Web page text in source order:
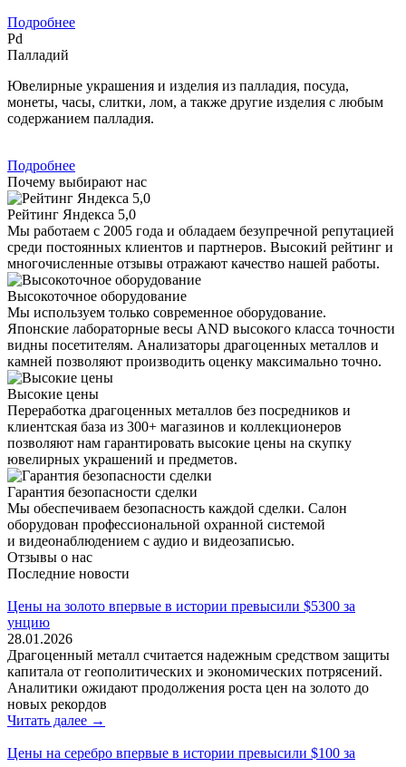
Подробнее
Pd
Палладий
Ювелирные украшения и изделия из палладия, посуда,
монеты, часы, слитки, лом, а также другие изделия с любым
содержанием палладия.
Подробнее
Почему выбирают нас
Рейтинг Яндекса 5,0
Мы работаем с 2005 года и обладаем безупречной репутацией
среди постоянных клиентов и партнеров. Высокий рейтинг и
многочисленные отзывы отражают качество нашей работы.
Высокоточное оборудование
Мы используем только современное оборудование.
Японские лабораторные весы AND высокого класса точности
видны посетителям. Анализаторы драгоценных металлов и
камней позволяют производить оценку максимально точно.
Высокие цены
Переработка драгоценных металлов без посредников и
клиентская база из 300+ магазинов и коллекционеров
позволяют нам гарантировать высокие цены на скупку
ювелирных украшений и предметов.
Гарантия безопасности сделки
Мы обеспечиваем безопасность каждой сделки. Салон
оборудован профессиональной охранной системой
и видеонаблюдением с аудио и видеозаписью.
Отзывы о нас
Последние новости
Цены на золото впервые в истории превысили $5300 за
унцию
28.01.2026
Драгоценный металл считается надежным средством защиты
капитала от геополитических и экономических потрясений.
Аналитики ожидают продолжения роста цен на золото до
новых рекордов
Читать далее →
Цены на серебро впервые в истории превысили $100 за